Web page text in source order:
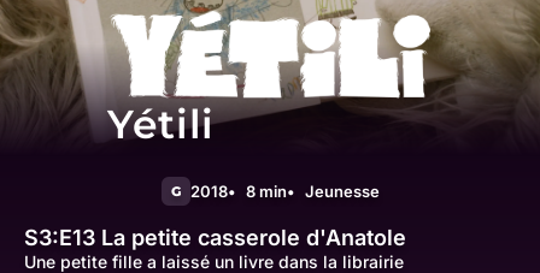
Yétili
G 2018 8 min Jeunesse
S3:E13 La petite casserole d'Anatole
Une petite fille a laissé un livre dans la librairie